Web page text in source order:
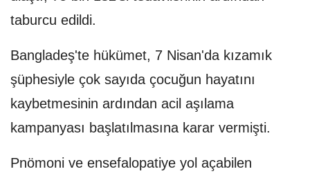
taburcu edildi.
Bangladeş'te hükümet, 7 Nisan'da kızamık
şüphesiyle çok sayıda çocuğun hayatını
kaybetmesinin ardından acil aşılama
kampanyası başlatılmasına karar vermişti.
Pnömoni ve ensefalopatiye yol açabilen